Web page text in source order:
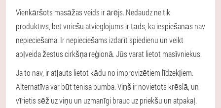
Vienkāršots masāžas veids ir ārējs. Nedaudz ne tik
produktīvs, bet vīriešu atvieglojums ir tāds, ka iespiešanās nav
nepieciešama. Ir nepieciešams izdarīt spiedienu un veikt
apļveida žestus cirkšņa reģionā. Jūs varat lietot masīvniekus.
Ja to nav, ir atļauts lietot kādu no improvizētiem līdzekļiem.
Alternatīva var būt tenisa bumba. Viņš ir novietots krēslā, un
vīrietis sēž uz viņu un uzmanīgi brauc uz priekšu un atpakaļ.